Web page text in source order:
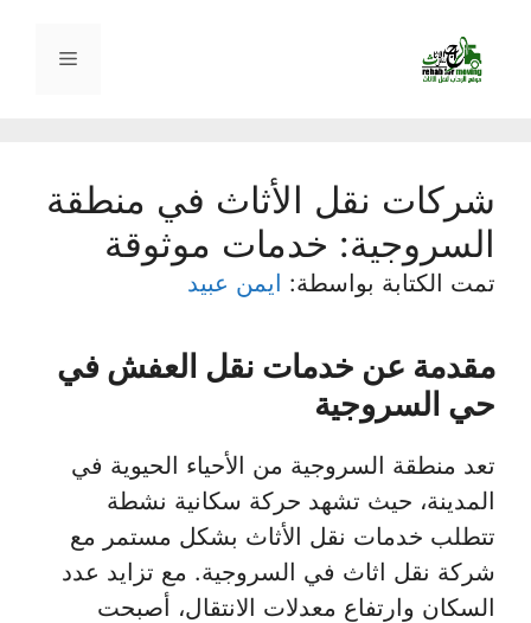
المحتوى
القائمة
شركات نقل الأثاث في منطقة
السروجية: خدمات موثوقة
تمت الكتابة بواسطة: ايمن عبيد
مقدمة عن خدمات نقل العفش في
حي السروجية
تعد منطقة السروجية من الأحياء الحيوية في
المدينة، حيث تشهد حركة سكانية نشطة
تتطلب خدمات نقل الأثاث بشكل مستمر مع
شركة نقل اثاث في السروجية. مع تزايد عدد
السكان وارتفاع معدلات الانتقال، أصبحت